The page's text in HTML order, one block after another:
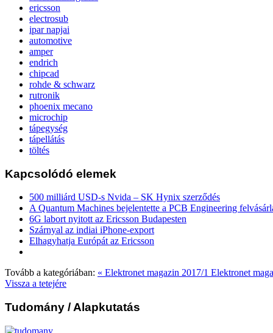
ericsson
electrosub
ipar napjai
automotive
amper
endrich
chipcad
rohde & schwarz
rutronik
phoenix mecano
microchip
tápegység
tápellátás
töltés
Kapcsolódó elemek
500 milliárd USD-s Nvida – SK Hynix szerződés
A Quantum Machines bejelentette a PCB Engineering
6G labort nyitott az Ericsson Budapesten
Szárnyal az indiai iPhone-export
Elhagyhatja Európát az Ericsson
Tovább a kategóriában: « Elektronet magazin 2017/1 Elektronet
Vissza a tetejére
Tudomány / Alapkutatás